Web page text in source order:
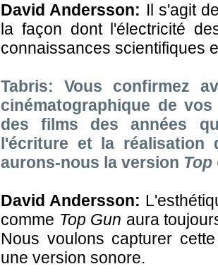
David Andersson: Il s'agit
la façon dont l'électricité
connaissances scientifiques
Tabris: Vous confirmez
cinématographique de
des films des années
l'écriture et la réalisation
aurons-nous la version Top
David Andersson:
comme Top Gun aura
Nous voulons capturer
une version sonore.